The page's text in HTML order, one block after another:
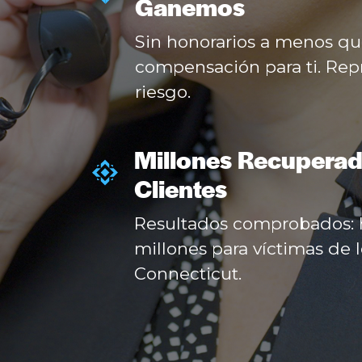
Sin honorarios a menos
compensación para ti.
riesgo.
Millones
Clientes
Resultados
millones para víctimas de
Connecticut.